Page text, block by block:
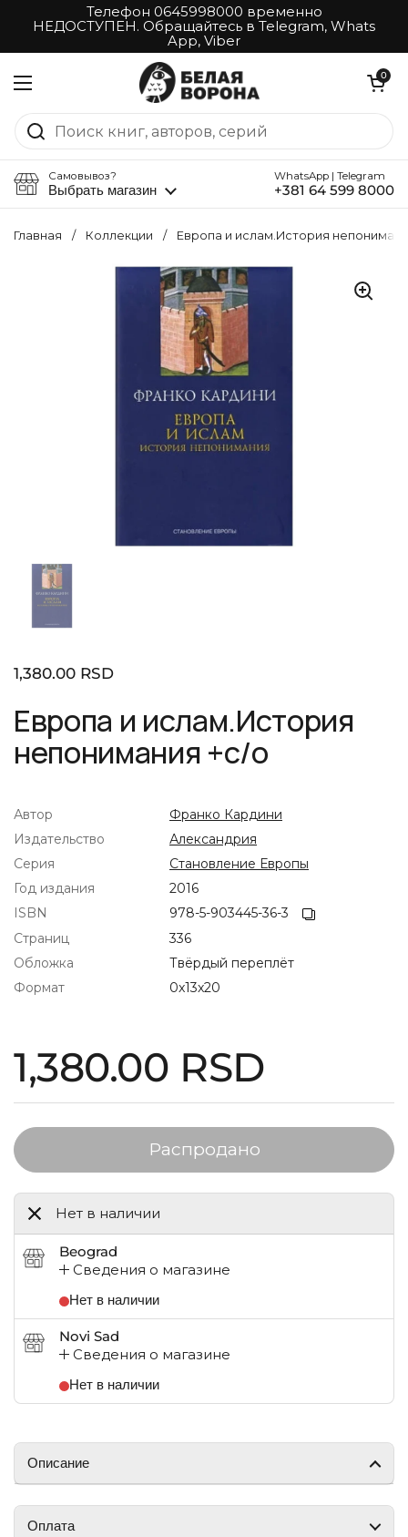
Перейти к материалуТелефон 0645998000 временно
НЕДОСТУПЕН. Обращайтесь в Telegram, Whats
App, Viber
Открыть меню
Открыть0
Самовывоз?
Выбрать магазин
WhatsApp | Telegram
+381 64 599 8000
Главная / Коллекции / Европа и ислам.История
Показать слайд 1
Стандартная цена
1,380.00 RSD
Европа и ислам.История
непонимания +с/о
Автор
Франко Кардини
Издательство
Александрия
Серия
Становление Европы
Год издания
2016
ISBN
978-5-903445-36-3
Страниц
336
Обложка
Твёрдый переплёт
Формат
0x13x20
Стандартная цена
1,380.00 RSD
Распродано
Нет в наличии
Beograd
Сведения о магазине
Нет в наличии
Novi Sad
Сведения о магазине
Нет в наличии
Описание
Оплата